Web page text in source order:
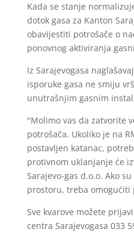
Kada se stanje
dotok gasa za Kanton
obavijestiti potrošače o
ponovnog aktiviranja
Iz Sarajevogasa
isporuke gasa ne smiju
unutrašnjim gasnim
"Molimo vas da zatvorite
potrošača. Ukoliko je na
postavljen katanac,
protivnom uklanjanje će
Sarajevo-gas d.o.o. Ako
prostoru, treba
Sve kvarove možete
centra Sarajevogasa 033